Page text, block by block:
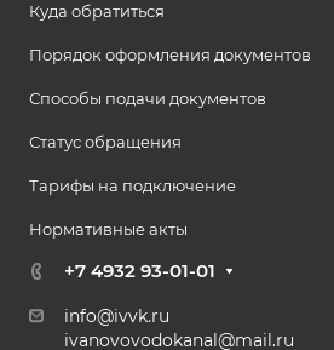
Куда обратиться
Порядок оформления документов
Способы подачи документов
Статус обращения
Тарифы на подключение
Нормативные акты
+7 4932 93-01-01
info@ivvk.ru
ivanovovodokanal@mail.ru